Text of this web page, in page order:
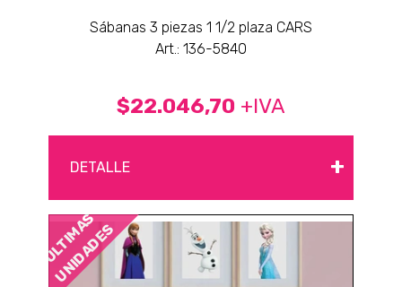
Sábanas 3 piezas 1 1/2 plaza CARS
Art.: 136-5840
$22.046,70 +IVA
DETALLE +
ÚLTIMAS
UNIDADES